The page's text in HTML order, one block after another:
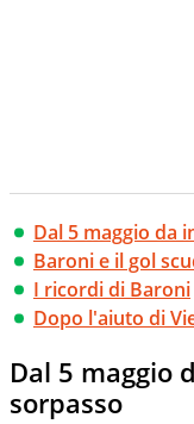
Dal 5 maggio da
Baroni e il gol
I ricordi di Baroni
Dopo l'aiuto di
Dal 5 maggio
sorpasso